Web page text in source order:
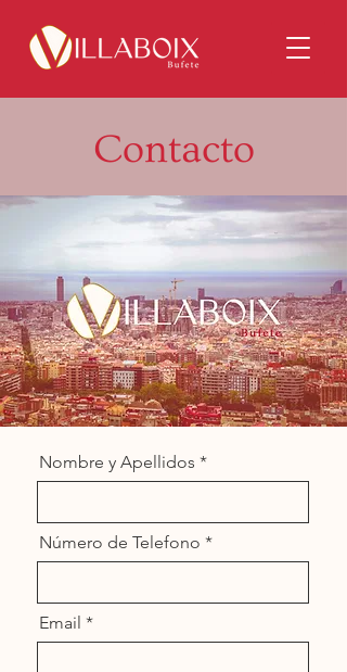
Contacto
Nombre y Apellidos
Número de Telefono
Email